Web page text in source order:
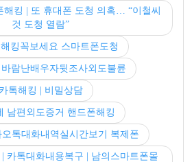
해킹 | 또 휴대폰 도청 의혹… “이철씨
것 도청 열람”
킹꼭보세요 스마트폰도청
람난배우자뒷조사외도불륜
카톡해킹 | 비밀상담
남편외도증거 핸드폰해킹
톡대화내역실시간보기 복제폰
카톡대화내용복구 | 남의스마트폰몰